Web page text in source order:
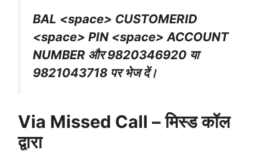
BAL <space> CUSTOMERID
<space> PIN <space> ACCOUNT
NUMBER और 9820346920 या
9821043718 पर भेज दें।
Via Missed Call – मिस्ड कॉल
द्वारा